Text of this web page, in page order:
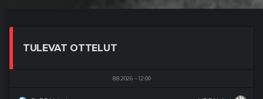
TULEVAT OTTELUT
8.8.2026 12:00